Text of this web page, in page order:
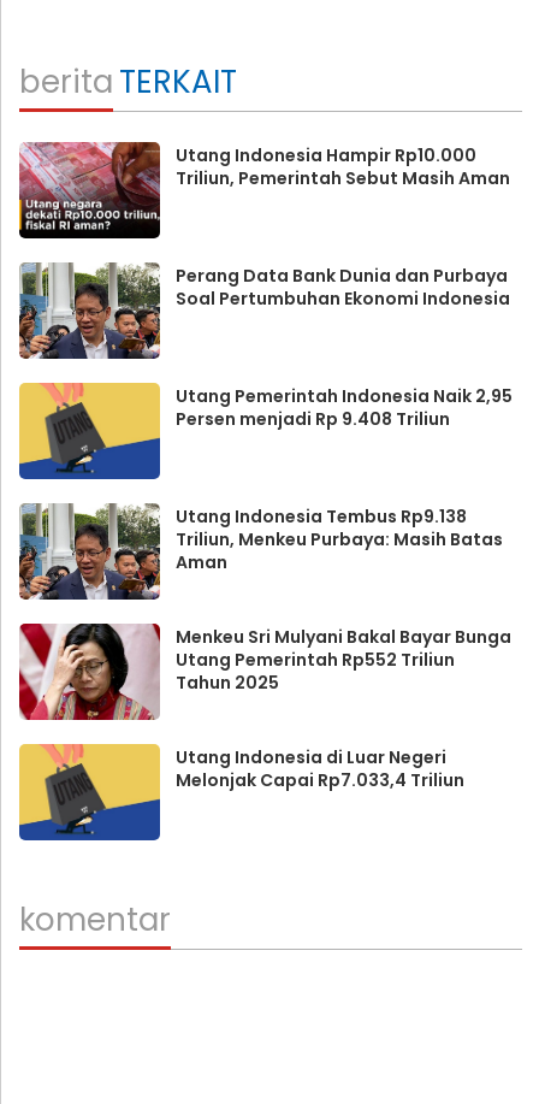
beritaTERKAIT
Utang Indonesia Hampir Rp10.000
Triliun, Pemerintah Sebut Masih Aman
Perang Data Bank Dunia dan Purbaya
Soal Pertumbuhan Ekonomi Indonesia
Utang Pemerintah Indonesia Naik 2,95
Persen menjadi Rp 9.408 Triliun
Utang Indonesia Tembus Rp9.138
Triliun, Menkeu Purbaya: Masih Batas
Aman
Menkeu Sri Mulyani Bakal Bayar Bunga
Utang Pemerintah Rp552 Triliun
Tahun 2025
Utang Indonesia di Luar Negeri
Melonjak Capai Rp7.033,4 Triliun
komentar